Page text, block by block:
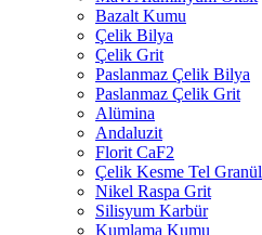
Bazalt Kumu
Çelik Bilya
Çelik Grit
Paslanmaz Çelik Bilya
Paslanmaz Çelik Grit
Alümina
Andaluzit
Florit CaF2
Çelik Kesme Tel Granül
Nikel Raspa Grit
Silisyum Karbür
Kumlama Kumu